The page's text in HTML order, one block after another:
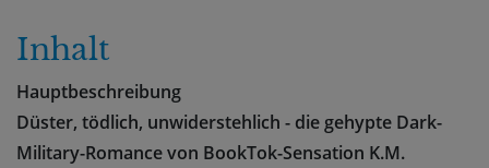
Inhalt
Hauptbeschreibung
Düster, tödlich, unwiderstehlich - die gehypte Dark-
Military-Romance von BookTok-Sensation K.M.